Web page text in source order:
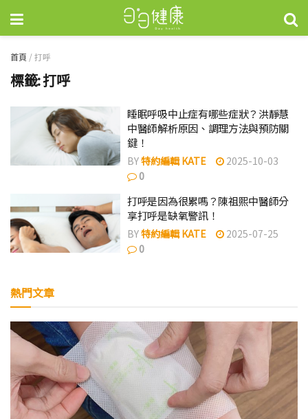
首頁 /打呼
標籤:打呼
睡眠呼吸中止症有哪些症狀？洪靜慧
中醫師解析原因、調理方法與預防關
鍵！
BY特約編輯 KATE
2025-10-03
0
打呼是因為很累嗎？陳祖熙中醫師分
享打呼是缺氧警訊！
BY特約編輯 KATE
2025-07-25
0
熱門文章